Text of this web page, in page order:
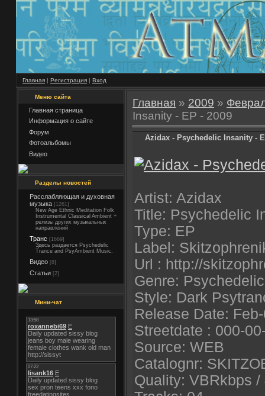
Главная | Регистрация | Вход
Меню сайта
Главная страница
Информация о сайте
Форум
Фотоальбомы
Видео
Разделы новостей
Расслабляющая и духовная
музыка [1261]
New Age Ethnic Meditation Folk
Instrumental Classical Ambient +
релизы других музыкальных
направлений
Транс [1669]
Здесь раздается Psychedelic
Trance and PsyAmbient Music.
Видео [8]
Статьи [2]
Мини-чат
Главная » 2009 »
Insanity - EP - 2009
Azidax - Psychedelic Insanity -
Artist: Azidax
Title: Psychedelic
Type: EP
Label:
Url : http://
Genre: Psychedelic
Style: Dark
Release Date:
Streetdate : 000-
Source: WEB
Catalognr:
Quality: VBRkbps